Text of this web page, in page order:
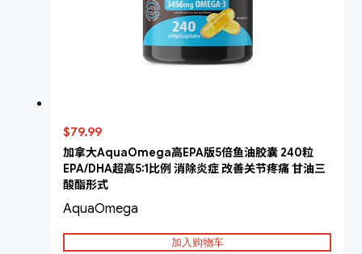
$79.99
加拿大AquaOmega高EPA版5倍鱼油胶囊 240粒
EPA/DHA超高5:1比例 消除炎症 改善关节疼痛 甘油三
酸酯形式
AquaOmega
加入购物车